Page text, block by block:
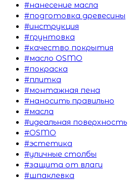
#нанесение масла
#подготовка древесины
#инструкция
#грунтовка
#качество покрытия
#масло OSMO
#покраска
#плитка
#монтажная пена
#наносить правильно
#масла
#идеальная поверхность
#OSMO
#эстетика
#уличные столбы
#защита от влаги
#шпаклевка